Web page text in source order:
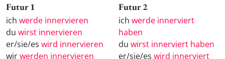
Futur 1
ich werde innervieren
du wirst innervieren
er/sie/es wird innervieren
wirwerden innervieren
Futur 2
ich werde innerviert
haben
du wirst innerviert haben
er/sie/es wird innerviert